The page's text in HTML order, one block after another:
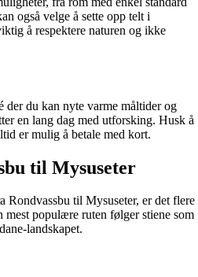
også velge å sette opp telt i
å respektere naturen og ikke
der du kan nyte varme måltider og
en lang dag med utforsking. Husk å
er mulig å betale med kort.
til Mysuseter
Rondvassbu til Mysuseter, er det flere
populære ruten følger stiene som
landskapet.